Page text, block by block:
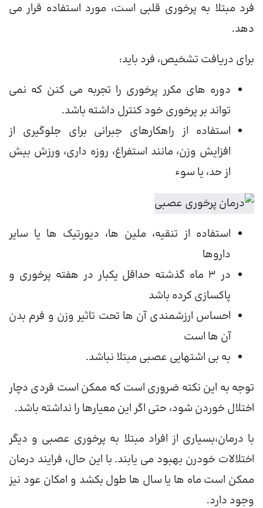
فرد مبتلا به پرخوری قلبی است، مورد استفاده قرار می
دهد.
برای دریافت تشخیص، فرد باید:
دوره های مکرر پرخوری را تجربه می کنن که نمی
تواند بر پرخوری خود کنترل داشته باشد.
استفاده از راهکارهای جبرانی برای جلوگیری از
افزایش وزن، مانند استفراغ، روزه داری، ورزش بیش
از حد، یا سوء
استفاده از تنقیه، ملین ها، دیورتیک ها یا سایر
داروها
در 3 ماه گذشته حداقل یکبار در هفته پرخوری و
پاکسازی کرده باشد
احساس ارزشمندی آن ها تحت تاثیر وزن و فرم بدن
آن ها است
به بی اشتهایی عصبی مبتلا نباشد.
توجه به این نکته ضروری است که ممکن است فردی دچار
اختلال خوردن شود، حتی اگر این معیارها را نداشته باشد.
با درمان،بسیاری از افراد مبتلا به پرخوری عصبی و دیگر
اختلالات خودرن بهبود می یابند. با این حال، فرایند درمان
ممکن است ماه ها یا سال ها طول بکشد و امکان عود نیز
وجود دارد.